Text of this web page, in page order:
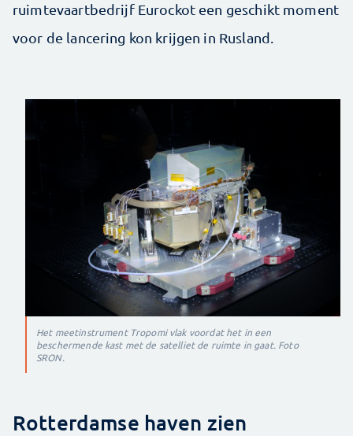
ruimtevaartbedrijf Eurockot een geschikt moment
voor de lancering kon krijgen in Rusland.
Het meetinstrument Tropomi vlak voordat het in een
beschermende kast met de satelliet de ruimte in gaat. Foto
SRON.
Rotterdamse haven zien